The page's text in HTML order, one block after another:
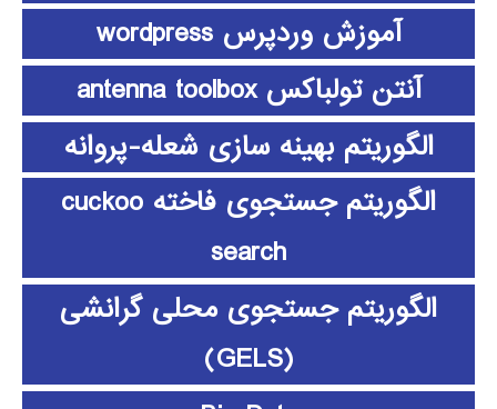
آموزش وردپرس wordpress
آنتن تولباکس antenna toolbox
الگوریتم بهینه سازی شعله-پروانه
الگوریتم جستجوی فاخته cuckoo
search
الگوریتم جستجوی محلی گرانشی
(GELS)